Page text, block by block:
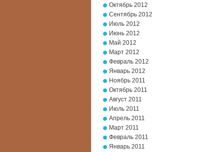
Октябрь 2012
Сентябрь 2012
Июль 2012
Июнь 2012
Май 2012
Март 2012
Февраль 2012
Январь 2012
Ноябрь 2011
Октябрь 2011
Август 2011
Июль 2011
Апрель 2011
Март 2011
Февраль 2011
Январь 2011